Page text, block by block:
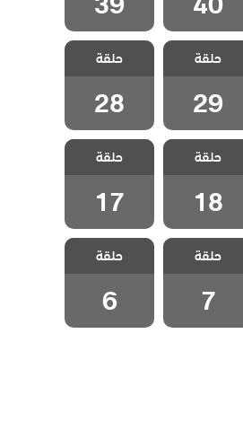
الفناء
مدبلج الحلقة 29
حلقة
29
مسلسل الفناء
مدبلج الحلقة 28
حلقة
28
الفناء
مدبلج الحلقة 18
حلقة
18
مسلسل الفناء
مدبلج الحلقة 17
حلقة
17
الفناء
مدبلج الحلقة 7
حلقة
7
مسلسل الفناء
مدبلج الحلقة 6
حلقة
6